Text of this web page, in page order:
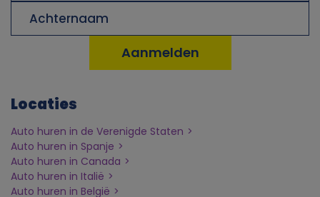
Locaties
Auto huren in de Verenigde Staten
Auto huren in Spanje
Auto huren in Canada
Auto huren in Italië
Auto huren in België
u
v
a
n